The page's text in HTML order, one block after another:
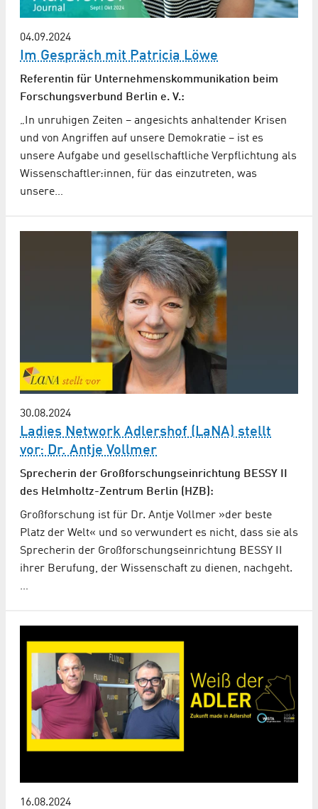
04.09.2024
Im Gespräch mit Patricia Löwe
Referentin für Unternehmenskommunikation beim
Forschungsverbund Berlin e. V.:
„In unruhigen Zeiten – angesichts anhaltender Krisen
und von Angriffen auf unsere Demokratie – ist es
unsere Aufgabe und gesellschaftliche Verpflichtung als
Wissenschaftler:innen, für das einzutreten, was
unsere…
30.08.2024
Ladies Network Adlershof (LaNA) stellt
vor: Dr. Antje Vollmer
Sprecherin der Großforschungseinrichtung BESSY II
des Helmholtz-Zentrum Berlin (HZB):
Großforschung ist für Dr. Antje Vollmer »der beste
Platz der Welt« und so verwundert es nicht, dass sie als
Sprecherin der Großforschungseinrichtung BESSY II
ihrer Berufung, der Wissenschaft zu dienen, nachgeht.
…
16.08.2024